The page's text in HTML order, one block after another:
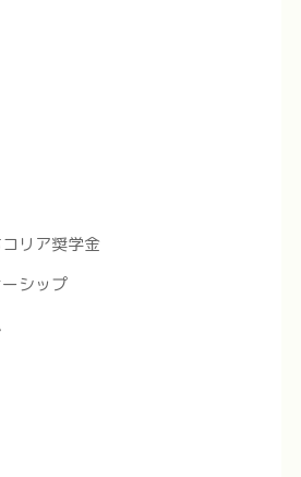
リア奨学金
シップ